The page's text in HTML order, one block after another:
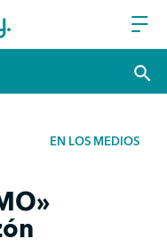
search
EN LOS MEDIOS